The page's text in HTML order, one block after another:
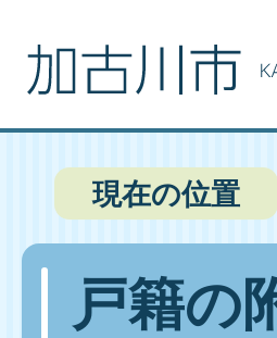
現在の位置
戸籍の